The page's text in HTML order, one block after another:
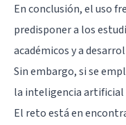
En conclusión, el uso
predisponer a los
académicos y a
Sin embargo, si se
la inteligencia artificial
El reto está en